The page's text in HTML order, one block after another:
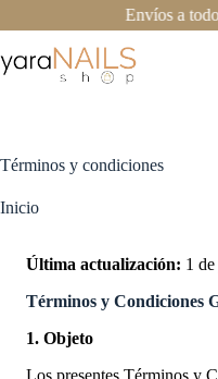
al
contenido
Envíos a todo
Términos y condiciones
Inicio
Última actualización: 1
Términos y Condiciones
1. Objeto